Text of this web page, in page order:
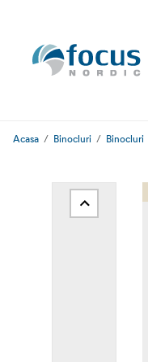
Acasa Binocluri Binocluri